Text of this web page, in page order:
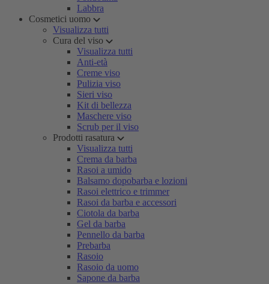
Labbra
Cosmetici uomo
Visualizza tutti
Cura del viso
Visualizza tutti
Anti-età
Creme viso
Pulizia viso
Sieri viso
Kit di bellezza
Maschere viso
Scrub per il viso
Prodotti rasatura
Visualizza tutti
Crema da barba
Rasoi a umido
Balsamo dopobarba e lozioni
Rasoi elettrico e trimmer
Rasoi da barba e accessori
Ciotola da barba
Gel da barba
Pennello da barba
Prebarba
Rasoio
Rasoio da uomo
Sapone da barba